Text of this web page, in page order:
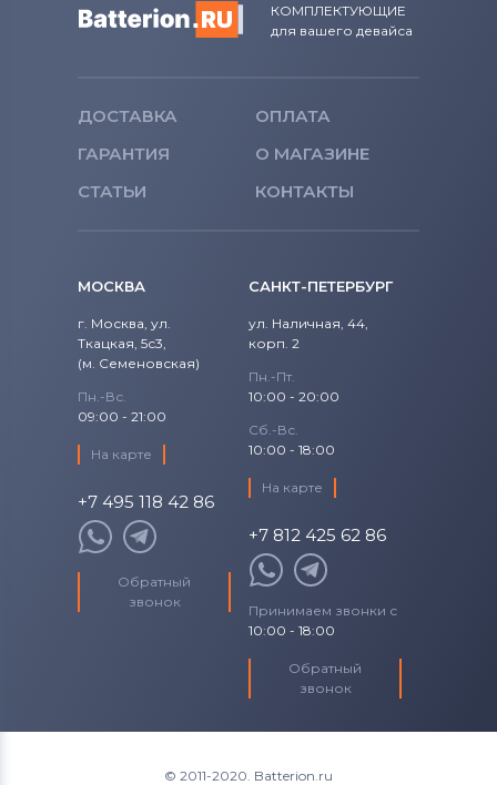
КОМПЛЕКТУЮЩИЕ
для вашего девайса
ДОСТАВКА
ОПЛАТА
ГАРАНТИЯ
О МАГАЗИНЕ
СТАТЬИ
КОНТАКТЫ
МОСКВА
г. Москва, ул.
Ткацкая, 5с3,
(м. Семеновская)
Пн.-Вс.
09:00 - 21:00
На карте
+7 495 118 42 86
Обратный
звонок
САНКТ-ПЕТЕРБУРГ
ул. Наличная, 44,
корп. 2
Пн.-Пт.
10:00 - 20:00
Сб.-Вс.
10:00 - 18:00
На карте
+7 812 425 62 86
Принимаем звонки с
10:00 - 18:00
Обратный
звонок
© 2011-2020. Batterion.ru